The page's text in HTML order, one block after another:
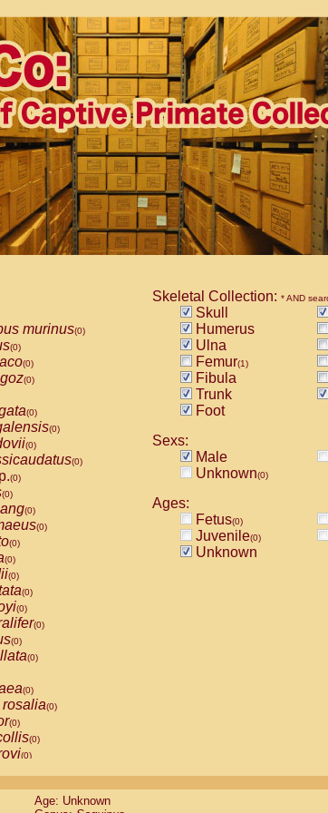
murinus(0)
(0)
(0)
(0)
(0)
(0)
(0)
(0)
(0)
(0)
(0)
(0)
(0)
(0)
(0)
(0)
(0)
(0)
(0)
(0)
(0)
(0)
(0)
(0)
(0)
(0)
(0)
Skeletal Collection: * AND
Skull
Humerus
Ulna
Femur(1)
Fibula
Trunk
Foot
Sexs:
Male
Unknown(0)
Ages:
Fetus(0)
Juvenile(0)
Unknown
Age: Unknown